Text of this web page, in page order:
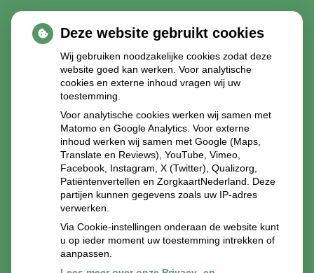
Deze website gebruikt cookies
Wij gebruiken noodzakelijke cookies zodat deze
website goed kan werken. Voor analytische
cookies en externe inhoud vragen wij uw
toestemming.
Voor analytische cookies werken wij samen met
Matomo en Google Analytics. Voor externe
inhoud werken wij samen met Google (Maps,
Translate en Reviews), YouTube, Vimeo,
Facebook, Instagram, X (Twitter), Qualizorg,
Patiëntenvertellen en ZorgkaartNederland. Deze
partijen kunnen gegevens zoals uw IP-adres
verwerken.
Via Cookie-instellingen onderaan de website kunt
u op ieder moment uw toestemming intrekken of
aanpassen.